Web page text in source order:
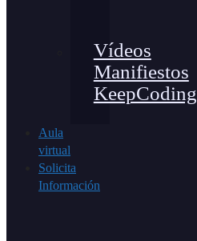
Vídeos
Manifiestos
KeepCoding
Aula
virtual
Solicita
Información